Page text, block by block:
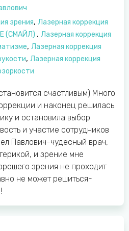
зрения, Лазерная коррекция
(СМАЙЛ) , Лазерная коррекция
, Лазерная коррекция
, Лазерная коррекция
счастливым) Много
и наконец решилась.
и остановила выбор
и участие сотрудников
Павлович-чудесный врач,
и зрение мне
зрения не проходит
не может решиться-